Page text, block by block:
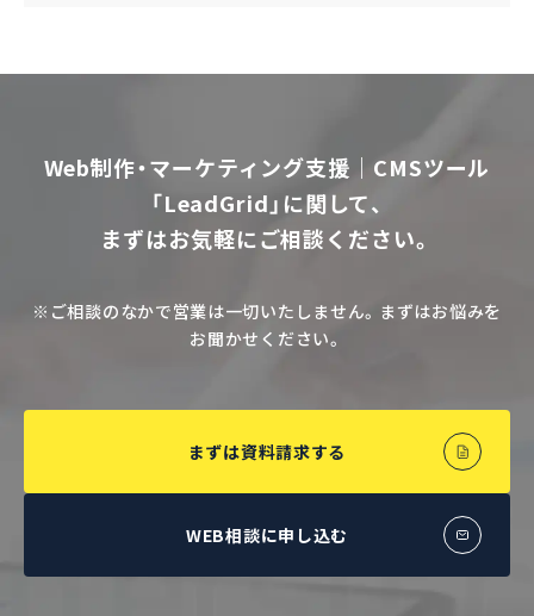
Web制作・マーケティング支援｜CMSツール
「LeadGrid」に関して、
まずはお気軽にご相談ください。
※ご相談のなかで営業は一切いたしません。まずはお悩みを
お聞かせください。
まずは資料請求する
WEB相談に申し込む